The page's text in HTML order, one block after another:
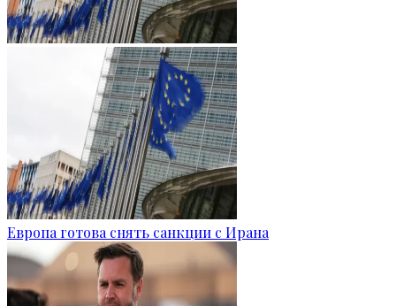
Европа готова снять санкции с Ирана